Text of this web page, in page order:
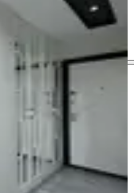
07.08.2026